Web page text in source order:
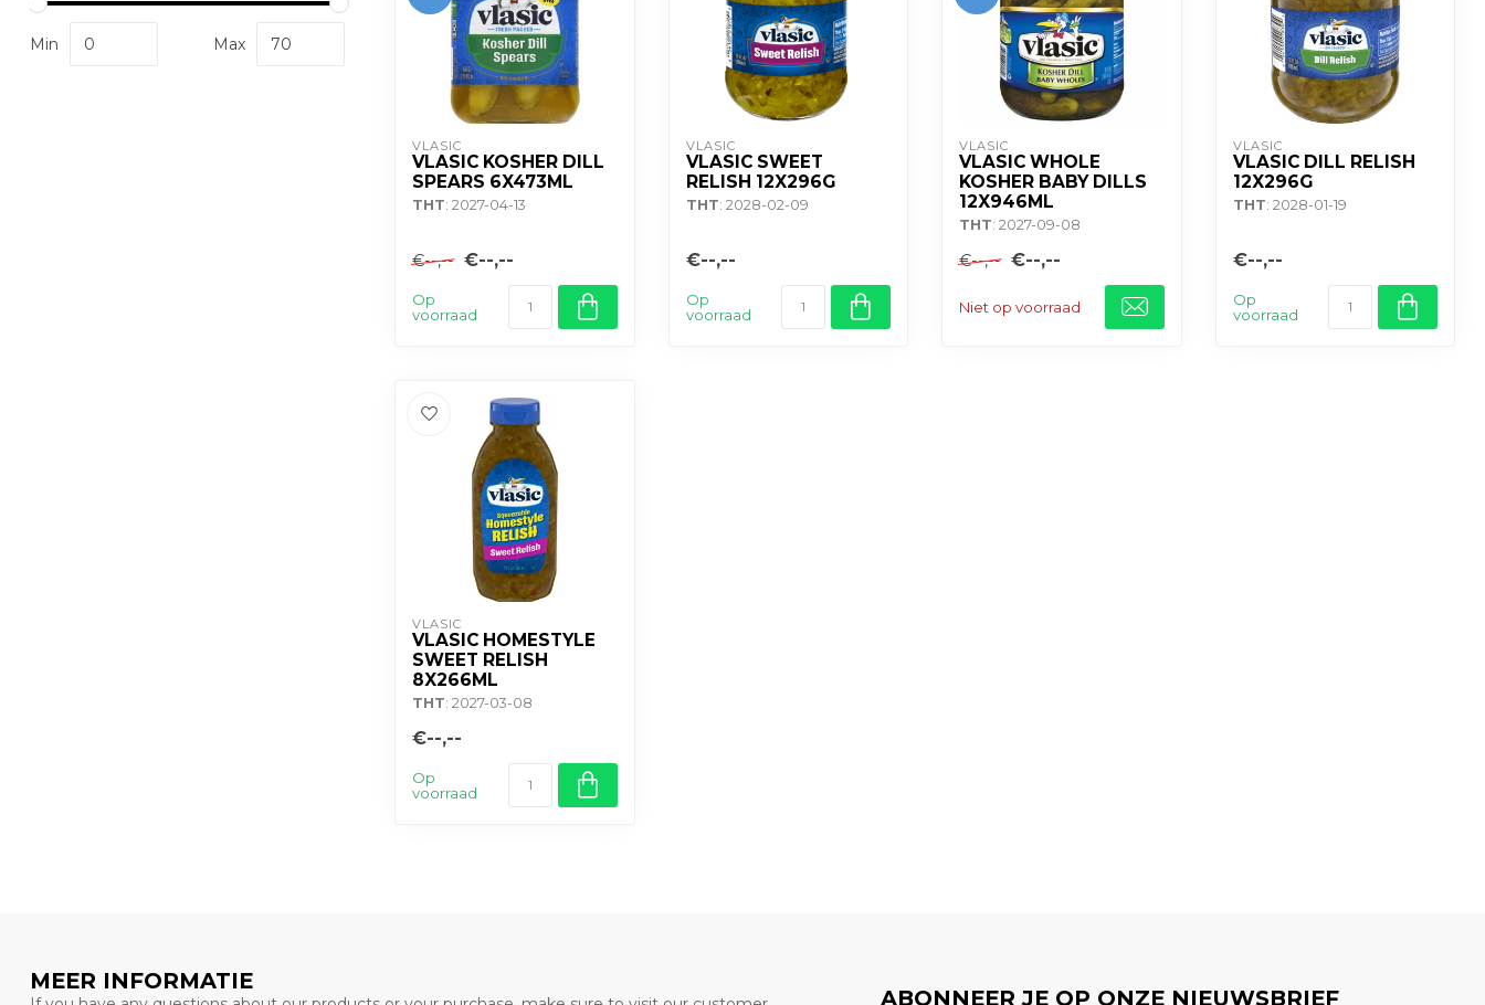
Min Max
VLASIC
VLASIC KOSHER DILL
SPEARS 6X473ML
THT: 2027-04-13
€--,-- €--,--
Op
voorraad
VLASIC
VLASIC SWEET
RELISH 12X296G
THT: 2028-02-09
€--,--
Op
voorraad
VLASIC
VLASIC WHOLE
KOSHER BABY DILLS
12X946ML
THT: 2027-09-08
€--,-- €--,--
Niet op voorraad
VLASIC
VLASIC DILL RELISH
12X296G
THT: 2028-01-19
€--,--
Op
voorraad
VLASIC
VLASIC HOMESTYLE
SWEET RELISH
8X266ML
THT: 2027-03-08
€--,--
Op
voorraad
MEER INFORMATIE
ABONNEER JE OP ONZE NIEUWSBRIEF